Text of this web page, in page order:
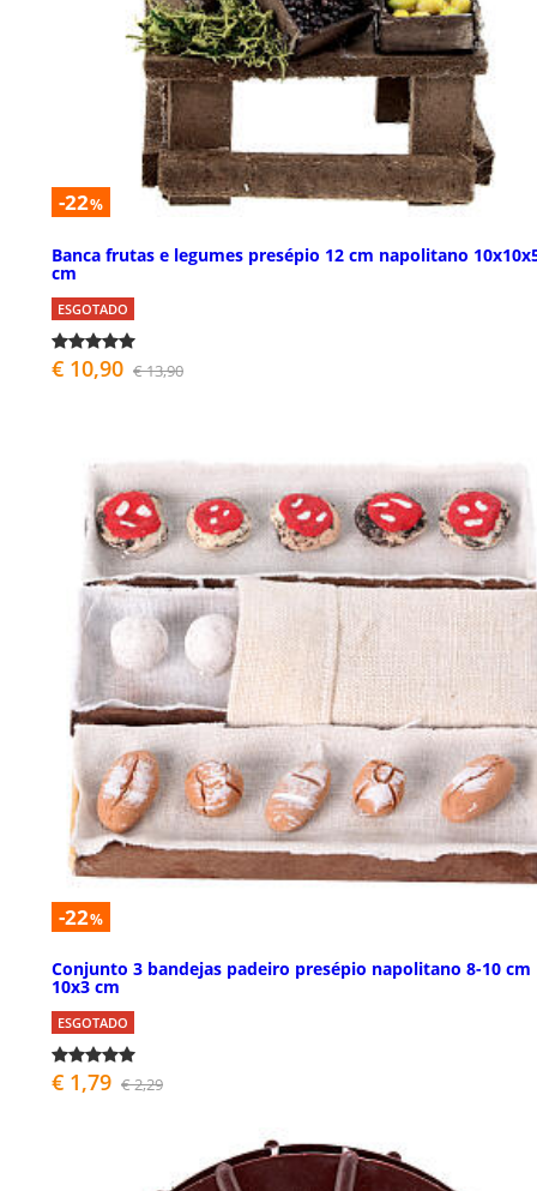
-22%
Banca frutas e legumes presépio 12 cm napolitano
cm
ESGOTADO
€ 10,90 € 13,90
-22%
Conjunto 3 bandejas padeiro presépio napolitano 8-10 cm
10x3 cm
ESGOTADO
€ 1,79 € 2,29